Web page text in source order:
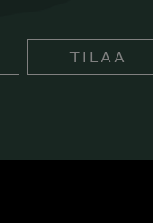
TILAA